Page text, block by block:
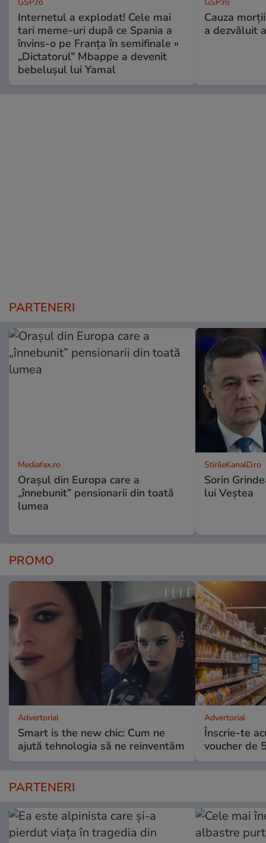
Internetul a explodat! Cele mai
tari meme-uri după ce Spania a
învins-o pe Franța în semifinale »
„Dictatorul” Mbappe a devenit
bebelușul lui Yamal
Cauza
a dezvăluit
PARTENERI
Mediafax.ro
Orașul din Europa care a
„înnebunit” pensionarii din toată
lumea
StirileKanalD.ro
Sorin
lui Veștea
PROMO
Advertorial
Smart is the new chic: Cum ne
ajută tehnologia să ne reinventăm
Advertorial
Înscrie-te
voucher de
PARTENERI